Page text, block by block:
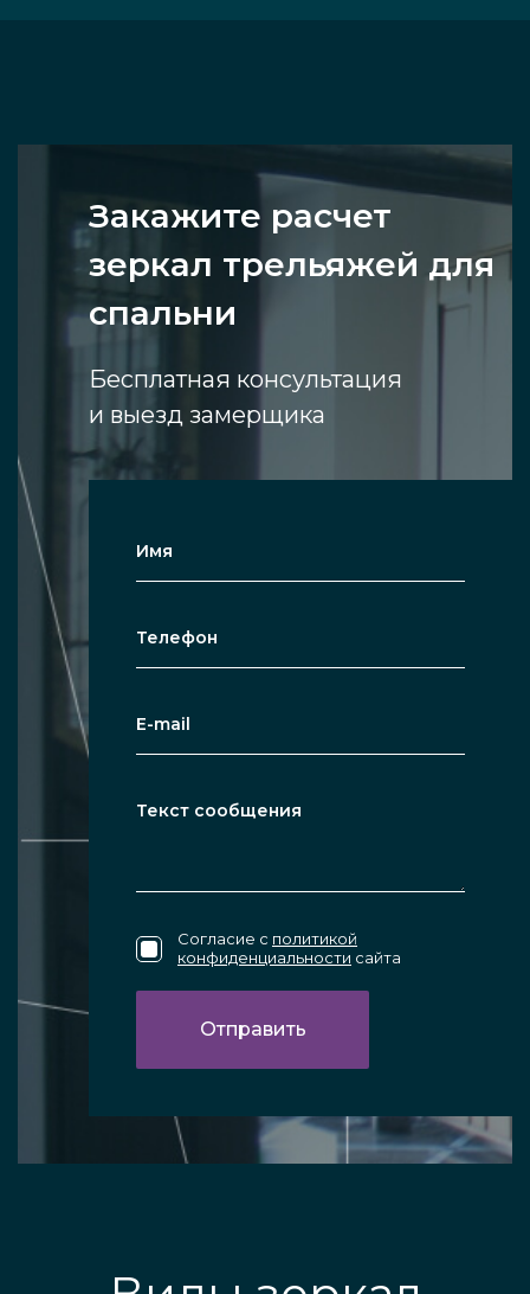
Закажите расчет
зеркал трельяжей для
спальни
Бесплатная консультация
и выезд замерщика
Согласие с политикой
конфиденциальности сайта